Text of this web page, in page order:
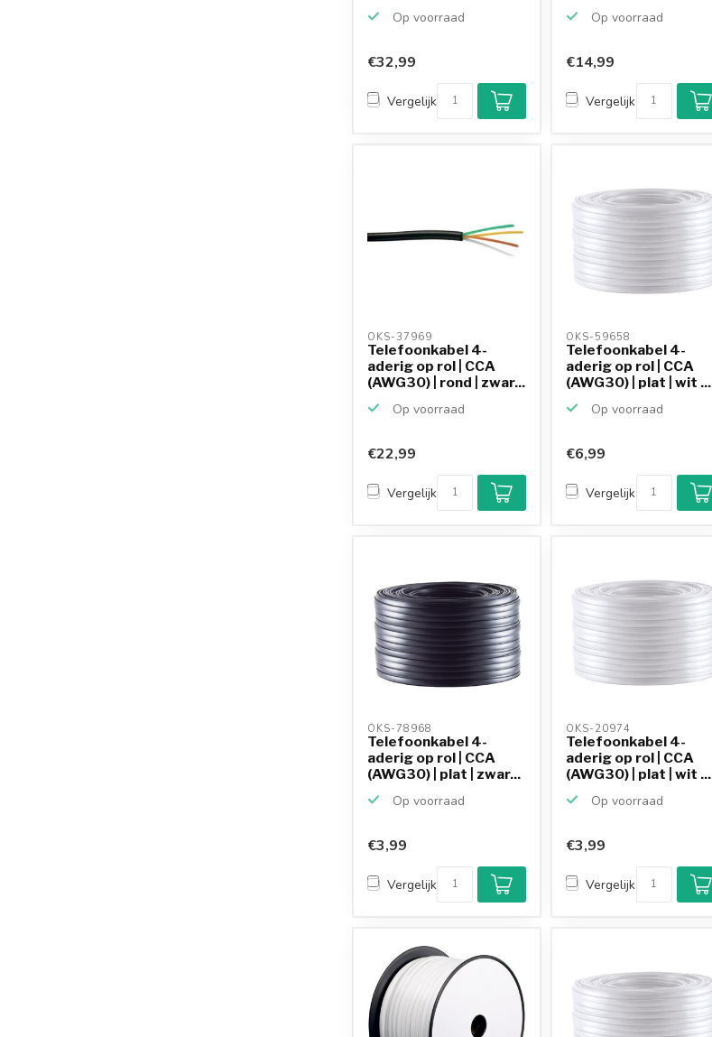
Op voorraad
€32,99
Vergelijk
Op voorraad
€14,99
Vergelijk
OKS-37969
Telefoonkabel 4-
aderig op rol | CCA
(AWG30) | rond | zwar...
Op voorraad
€22,99
Vergelijk
OKS-59658
Telefoonkabel 4-
aderig op rol | CCA
(AWG30) | plat | wit ...
Op voorraad
€6,99
Vergelijk
OKS-78968
Telefoonkabel 4-
aderig op rol | CCA
(AWG30) | plat | zwar...
Op voorraad
€3,99
Vergelijk
OKS-20974
Telefoonkabel 4-
aderig op rol | CCA
(AWG30) | plat | wit ...
Op voorraad
€3,99
Vergelijk